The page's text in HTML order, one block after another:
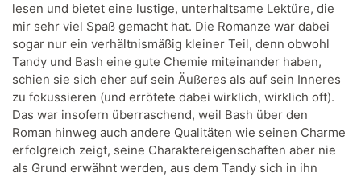
lesen und bietet eine lustige, unterhaltsame Lektüre, die
mir sehr viel Spaß gemacht hat. Die Romanze war dabei
sogar nur ein verhältnismäßig kleiner Teil, denn obwohl
Tandy und Bash eine gute Chemie miteinander haben,
schien sie sich eher auf sein Äußeres als auf sein Inneres
zu fokussieren (und errötete dabei wirklich, wirklich oft).
Das war insofern überraschend, weil Bash über den
Roman hinweg auch andere Qualitäten wie seinen Charme
erfolgreich zeigt, seine Charaktereigenschaften aber nie
als Grund erwähnt werden, aus dem Tandy sich in ihn